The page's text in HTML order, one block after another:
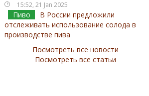
15:52, 21 Jan 2025
Пиво
В России предложили
отслеживать использование солода в
производстве пива
Посмотреть все новости
Посмотреть все статьи